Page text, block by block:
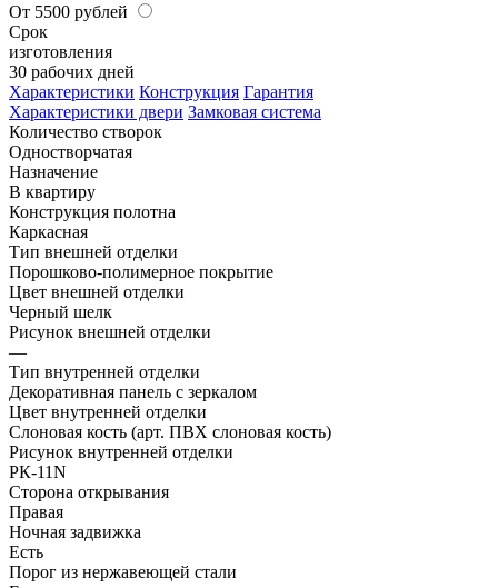
От 5500 рублей
Срок
изготовления
30 рабочих дней
Характеристики Конструкция Гарантия
Характеристики двери Замковая система
Количество створок
Одностворчатая
Назначение
В квартиру
Конструкция полотна
Каркасная
Тип внешней отделки
Порошково-полимерное покрытие
Цвет внешней отделки
Черный шелк
Рисунок внешней отделки
—
Тип внутренней отделки
Декоративная панель с зеркалом
Цвет внутренней отделки
Слоновая кость (арт. ПВХ слоновая кость)
Рисунок внутренней отделки
РК-11N
Сторона открывания
Правая
Ночная задвижка
Есть
Порог из нержавеющей стали